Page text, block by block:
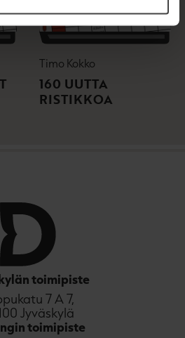
Timo Kokko
160 UUTTA
RISTIKKOA
toimipiste
7 A 7,
Jyväskylä
toimipiste